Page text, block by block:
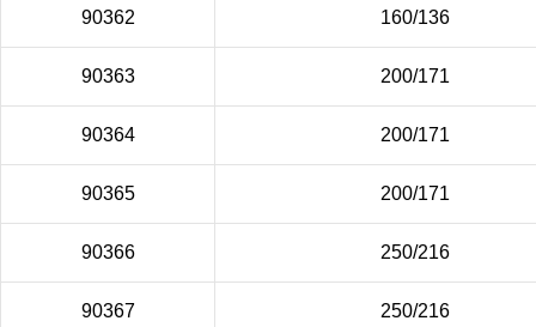
90362 160/136
90363 200/171
90364 200/171
90365 200/171
90366 250/216
90367 250/216